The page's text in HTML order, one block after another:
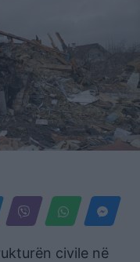
civile në